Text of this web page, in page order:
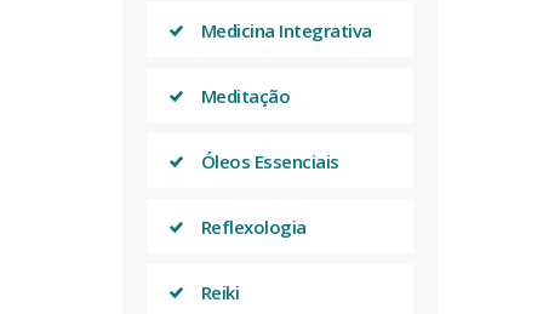
Medicina Integrativa
Meditação
Óleos Essenciais
Reflexologia
Reiki